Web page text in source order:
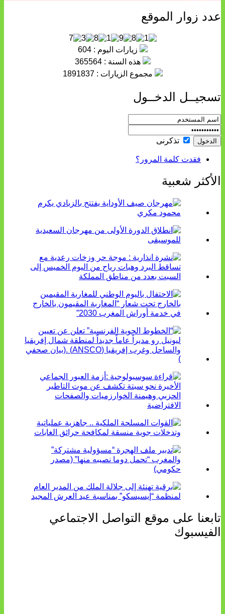
عدد زوار الموقع
زيارات اليوم : 604
هذه السنة : 365564
مجموع الزيارات : 1891837
تسجيــل الدخــول
تذكرنى
فقدت كلمة المرور؟
الأكثر شعبية
تابعنا على موقع التواصل الاجتماعي
الفيسبوك